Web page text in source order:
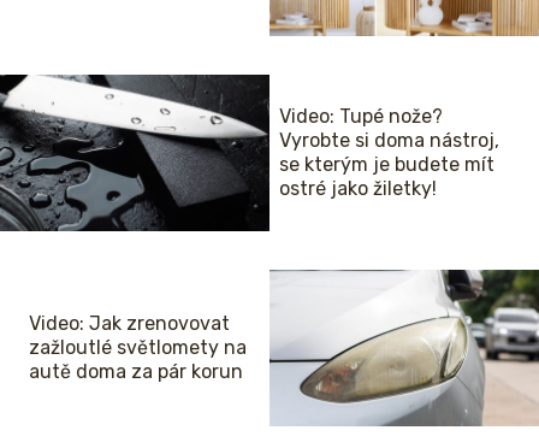
Video: Tupé nože?
Vyrobte si doma nástroj,
se kterým je budete mít
ostré jako žiletky!
Video: Jak zrenovovat
zažloutlé světlomety na
autě doma za pár korun